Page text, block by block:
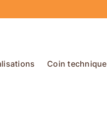
Coin technique